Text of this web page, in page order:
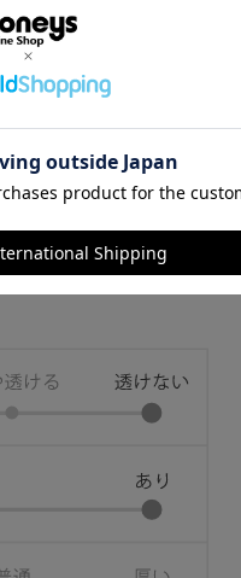
がございます。予めご了承く
・別布 綿 ６０％・ポリエス